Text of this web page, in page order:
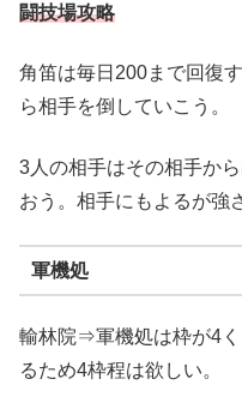
闘技場攻略
角笛は毎日200まで回復
ら相手を倒していこう。
3人の相手はその相手か
おう。相手にもよるが強
軍機処
輸林院⇒軍機処は枠が4
るため4枠程は欲しい。